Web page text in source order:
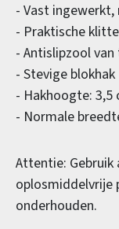
- Vast
- Praktische
- Antislipzool
- Stevige blokhak
- Hakhoogte: 3,5
- Normale
Attentie: Gebruik
oplosmiddelvrije
onderhouden.